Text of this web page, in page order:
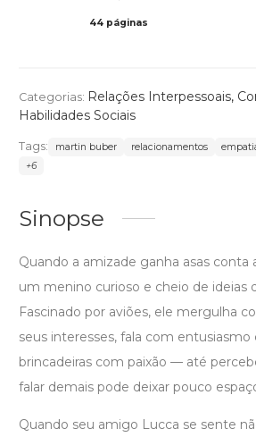
44 páginas
Categorias: Relações Interpessoais,
Habilidades Sociais
Tags: martin buber relacionamentos
+6
Sinopse
Quando a amizade ganha asas conta
um menino curioso e cheio de ideias
Fascinado por aviões, ele mergulha
seus interesses, fala com entusiasmo
brincadeiras com paixão — até
falar demais pode deixar pouco
Quando seu amigo Lucca se sente